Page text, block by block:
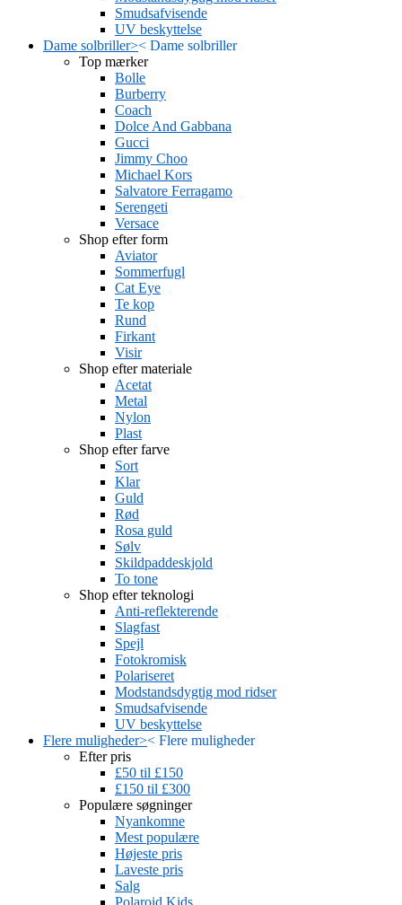
Smudsafvisende
UV beskyttelse
Dame solbriller>< Dame solbriller
Top mærker
Bolle
Burberry
Coach
Dolce And Gabbana
Gucci
Jimmy Choo
Michael Kors
Salvatore Ferragamo
Serengeti
Versace
Shop efter form
Aviator
Sommerfugl
Cat Eye
Te kop
Rund
Firkant
Visir
Shop efter materiale
Acetat
Metal
Nylon
Plast
Shop efter farve
Sort
Klar
Guld
Rød
Rosa guld
Sølv
Skildpaddeskjold
To tone
Shop efter teknologi
Anti-reflekterende
Slagfast
Spejl
Fotokromisk
Polariseret
Modstandsdygtig mod ridser
Smudsafvisende
UV beskyttelse
Flere muligheder>< Flere muligheder
Efter pris
£50 til £150
£150 til £300
Populære søgninger
Nyankomne
Mest populære
Højeste pris
Laveste pris
Salg
Polaroid Kids